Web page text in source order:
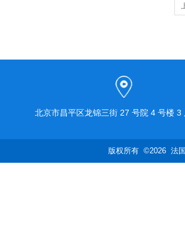
北京市昌平区龙锦三街 27 号院 4 号楼 3
版权所有 ©2026 法